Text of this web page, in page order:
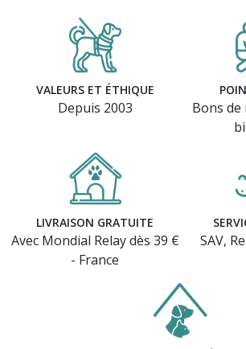
VALEURS ET ÉTHIQUE
Depuis 2003
Bons
LIVRAISON GRATUITE
Avec Mondial Relay dès 39 €
- France
SAV,